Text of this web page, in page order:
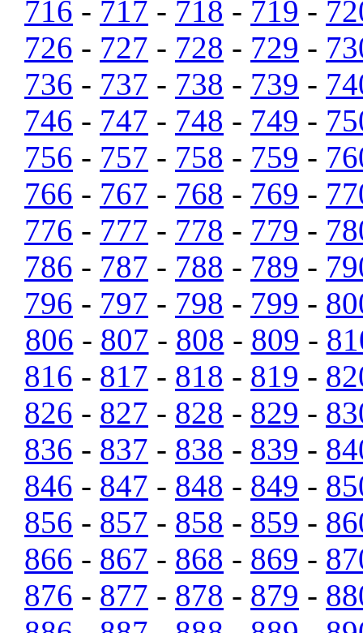
716 - 717 - 718 - 719 -
726 - 727 - 728 - 729 -
736 - 737 - 738 - 739 -
746 - 747 - 748 - 749 -
756 - 757 - 758 - 759 -
766 - 767 - 768 - 769 -
776 - 777 - 778 - 779 -
786 - 787 - 788 - 789 -
796 - 797 - 798 - 799 -
806 - 807 - 808 - 809 -
816 - 817 - 818 - 819 -
826 - 827 - 828 - 829 -
836 - 837 - 838 - 839 -
846 - 847 - 848 - 849 -
856 - 857 - 858 - 859 -
866 - 867 - 868 - 869 -
876 - 877 - 878 - 879 -